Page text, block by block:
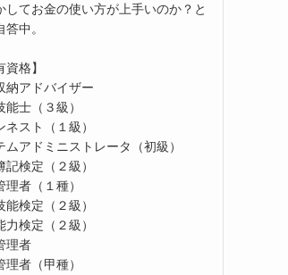
してお金の使い方が上手いのか？と
答中。
資格】
納アドバイザー
能士（３級）
ネスト（１級）
ムアドミニストレータ（初級）
記検定（２級）
理者（１種）
能検定（２級）
力検定（２級）
理者
理者（甲種）